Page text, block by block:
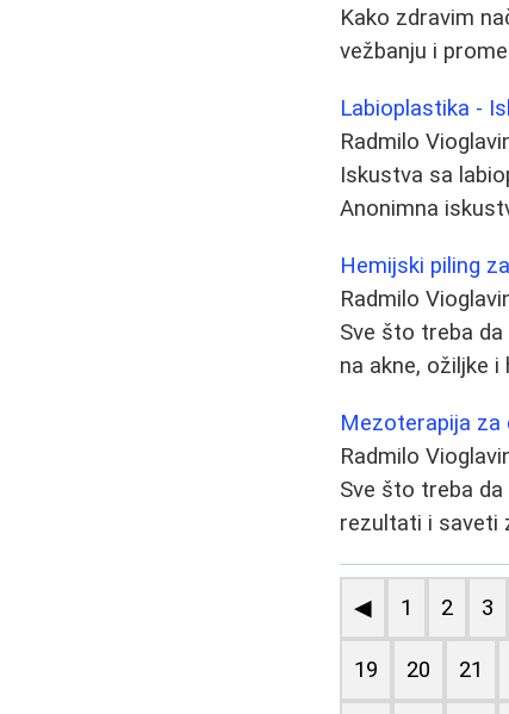
Kako zdravim
vežbanju i
Labioplastika -
Radmilo
Iskustva sa
Anonimna
Hemijski piling
Radmilo
Sve što treba
na akne, ožiljke
Mezoterapija za
Radmilo
Sve što treba
rezultati i saveti
◀ 1 2 3
19 20 21